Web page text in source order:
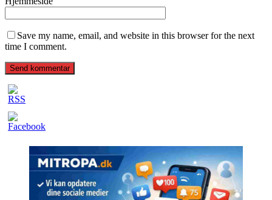
Save my name, email, and website in this browser for the next
time I comment.